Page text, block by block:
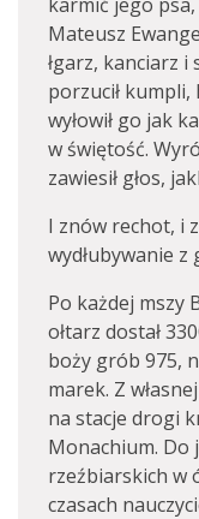
Mateusz
łgarz, kanciarz i
porzucił kumpli,
wyłowił go jak
w świętość.
zawiesił głos,
I znów rechot, i
wydłubywanie z
Po każdej mszy
ołtarz dostał
boży grób 975,
marek. Z
na stacje drogi
Monachium. Do
rzeźbiarskich w
czasach